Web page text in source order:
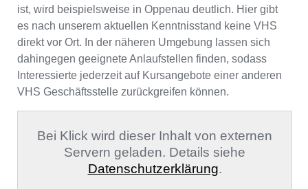
ist, wird beispielsweise in Oppenau deutlich. Hier gibt
es nach unserem aktuellen Kenntnisstand keine VHS
direkt vor Ort. In der näheren Umgebung lassen sich
dahingegen geeignete Anlaufstellen finden, sodass
Interessierte jederzeit auf Kursangebote einer anderen
VHS Geschäftsstelle zurückgreifen können.
Bei Klick wird dieser Inhalt von externen
Servern geladen. Details siehe
Datenschutzerklärung.